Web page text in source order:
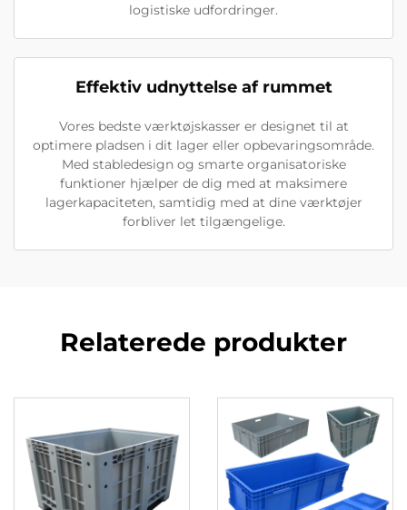
logistiske udfordringer.
Effektiv udnyttelse af rummet
Vores bedste værktøjskasser er designet til at
optimere pladsen i dit lager eller opbevaringsområde.
Med stabledesign og smarte organisatoriske
funktioner hjælper de dig med at maksimere
lagerkapaciteten, samtidig med at dine værktøjer
forbliver let tilgængelige.
Relaterede produkter